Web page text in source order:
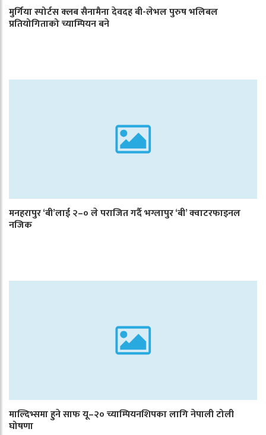
मुर्गिया स्पोर्टस क्लब सैनामैना देवदह बी-लेभल पुरुष भलिबल
प्रतियोगिताको च्याम्पियन बने
मनहरापुर ‘बी’लाई २–० ले पराजित गर्दै भग्लापुर ‘बी’ क्वाटरफाइनल
नजिक
माल्दिभ्समा हुने साफ यू–२० च्याम्पियनशिपका लागि नेपाली टोली
घोषणा